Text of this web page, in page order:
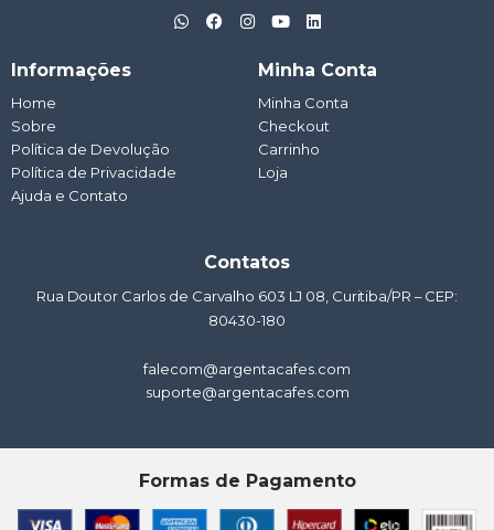
W
h
F
a
I
n
m
Y
o
t
u
b
e
L
i
k
e
d
i
n
Informações
Home
Sobre
Política de Devolução
Política de Privacidade
Ajuda e Contato
Minha Conta
Minha Conta
Checkout
Carrinho
Loja
Contatos
Rua Doutor Carlos de Carvalho 603 LJ 08, Curitiba/PR – CEP:
80430-180
falecom@argentacafes.com
suporte@argentacafes.com
Formas de Pagamento